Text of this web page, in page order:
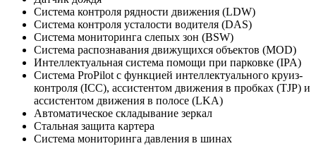
Система контроля рядности движения (LDW)
Система контроля усталости водителя (DAS)
Система мониторинга слепых зон (BSW)
Система распознавания движущихся объектов (MOD)
Интеллектуальная система помощи при парковке (IPA)
Система ProPilot с функцией интеллектуального круиз-
контроля (ICC), ассистентом движения в пробках (TJP) и
ассистентом движения в полосе (LKA)
Автоматическое складывание зеркал
Стальная защита картера
Система мониторинга давления в шинах